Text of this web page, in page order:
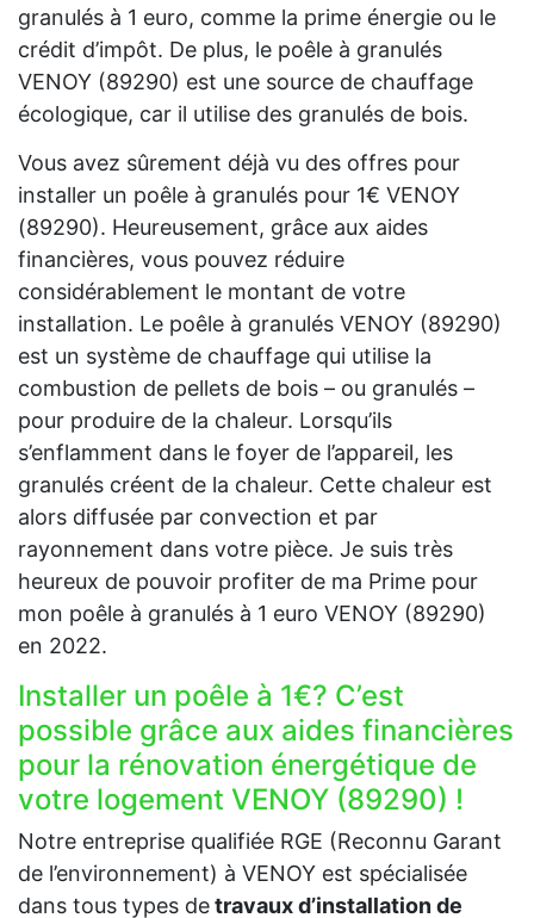
granulés à 1 euro, comme la prime énergie ou le
crédit d’impôt. De plus, le poêle à granulés
VENOY (89290) est une source de chauffage
écologique, car il utilise des granulés de bois.
Vous avez sûrement déjà vu des offres pour
installer un poêle à granulés pour 1€ VENOY
(89290). Heureusement, grâce aux aides
financières, vous pouvez réduire
considérablement le montant de votre
installation. Le poêle à granulés VENOY (89290)
est un système de chauffage qui utilise la
combustion de pellets de bois – ou granulés –
pour produire de la chaleur. Lorsqu’ils
s’enflamment dans le foyer de l’appareil, les
granulés créent de la chaleur. Cette chaleur est
alors diffusée par convection et par
rayonnement dans votre pièce. Je suis très
heureux de pouvoir profiter de ma Prime pour
mon poêle à granulés à 1 euro VENOY (89290)
en 2022.
Installer un poêle à 1€? C’est
possible grâce aux aides financières
pour la rénovation énergétique de
votre logement VENOY (89290) !
Notre entreprise qualifiée RGE (Reconnu Garant
de l’environnement) à VENOY est spécialisée
dans tous types detravaux d’installation de